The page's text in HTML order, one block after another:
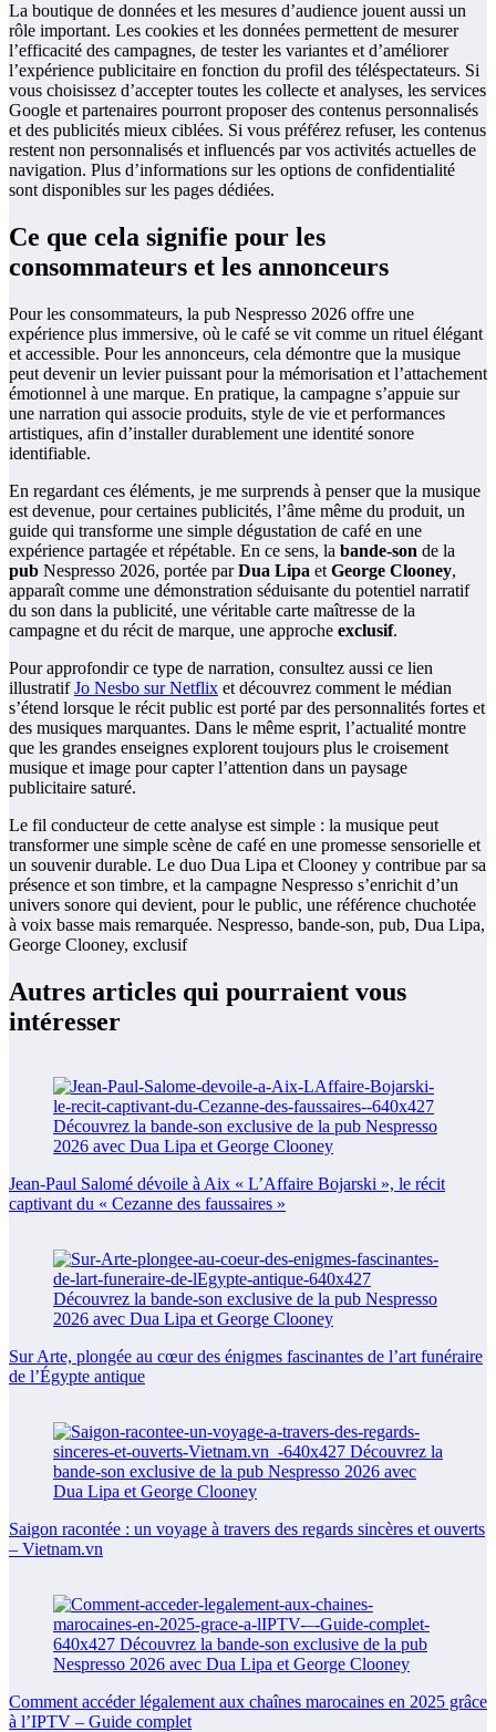
La boutique de données et les mesures d’audience jouent aussi un
rôle important. Les cookies et les données permettent de mesurer
l’efficacité des campagnes, de tester les variantes et d’améliorer
l’expérience publicitaire en fonction du profil des téléspectateurs. Si
vous choisissez d’accepter toutes les collecte et analyses, les services
Google et partenaires pourront proposer des contenus personnalisés
et des publicités mieux ciblées. Si vous préférez refuser, les contenus
restent non personnalisés et influencés par vos activités actuelles de
navigation. Plus d’informations sur les options de confidentialité
sont disponibles sur les pages dédiées.
Ce que cela signifie pour les
consommateurs et les annonceurs
Pour les consommateurs, la pub Nespresso 2026 offre une
expérience plus immersive, où le café se vit comme un rituel élégant
et accessible. Pour les annonceurs, cela démontre que la musique
peut devenir un levier puissant pour la mémorisation et l’attachement
émotionnel à une marque. En pratique, la campagne s’appuie sur
une narration qui associe produits, style de vie et performances
artistiques, afin d’installer durablement une identité sonore
identifiable.
En regardant ces éléments, je me surprends à penser que la musique
est devenue, pour certaines publicités, l’âme même du produit, un
guide qui transforme une simple dégustation de café en une
expérience partagée et répétable. En ce sens, la bande-son de la
pub Nespresso 2026, portée parDua Lipa et George Clooney,
apparaît comme une démonstration séduisante du potentiel narratif
du son dans la publicité, une véritable carte maîtresse de la
campagne et du récit de marque, une approche exclusif.
Pour approfondir ce type de narration, consultez aussi ce lien
illustratifJo Nesbo sur Netflix et découvrez comment le médian
s’étend lorsque le récit public est porté par des personnalités fortes et
des musiques marquantes. Dans le même esprit, l’actualité montre
que les grandes enseignes explorent toujours plus le croisement
musique et image pour capter l’attention dans un paysage
publicitaire saturé.
Le fil conducteur de cette analyse est simple : la musique peut
transformer une simple scène de café en une promesse sensorielle et
un souvenir durable. Le duo Dua Lipa et Clooney y contribue par sa
présence et son timbre, et la campagne Nespresso s’enrichit d’un
univers sonore qui devient, pour le public, une référence chuchotée
à voix basse mais remarquée. Nespresso, bande-son, pub, Dua Lipa,
George Clooney, exclusif
Autres articles qui pourraient vous
intéresser
Jean-Paul Salomé dévoile à Aix « L’Affaire Bojarski », le récit
captivant du « Cezanne des faussaires »
Sur Arte, plongée au cœur des énigmes fascinantes de l’art funéraire
de l’Égypte antique
Saigon racontée : un voyage à travers des regards sincères et ouverts
– Vietnam.vn
Comment accéder légalement aux chaînes marocaines en 2025 grâce
à l’IPTV – Guide complet